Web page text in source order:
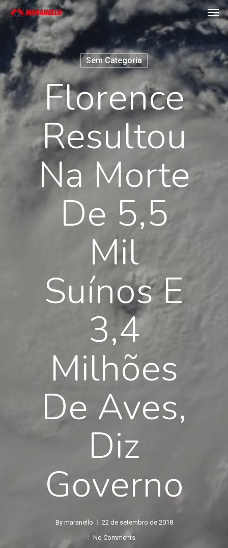
Skip
main
content
Sem Categoria
Florence
Resultou
Na Morte
De 5,5
Mil
Suínos E
3,4
Milhões
De Aves,
Diz
Governo
By maranello
22 de setembro de 2018
No Comments